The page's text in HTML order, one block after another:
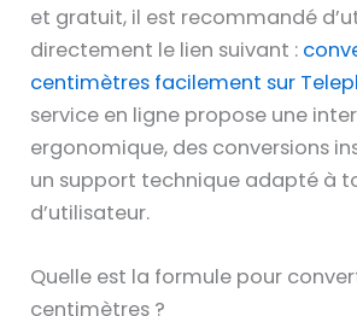
et gratuit, il est recommandé
directement le lien suivant :
centimètres facilement sur
service en ligne propose une
ergonomique, des conversions
un support technique adapté à
d’utilisateur.
Quelle est la formule pour
centimètres ?